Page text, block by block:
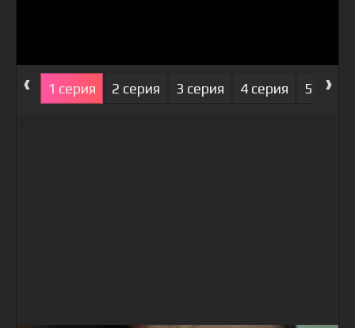
‹ 1 серия 2 серия 3 серия 4 серия 5 серия
›